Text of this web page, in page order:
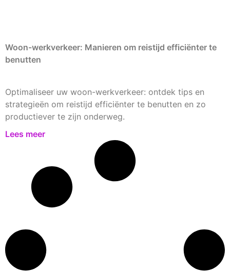
Woon-werkverkeer: Manieren om reistijd efficiënter te
benutten
Optimaliseer uw woon-werkverkeer: ontdek tips en
strategieën om reistijd efficiënter te benutten en zo
productiever te zijn onderweg.
Lees meer